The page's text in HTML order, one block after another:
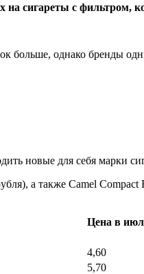
с фильтром,
больше, однако бренды
новые для себя марки
а также Camel
Цена в
4,60
5,70